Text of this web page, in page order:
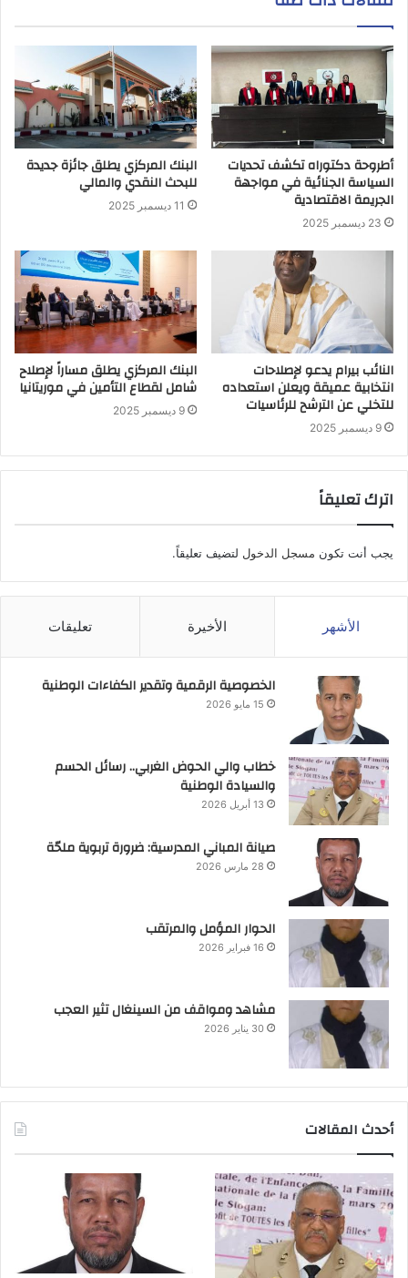
أطروحة دكتوراه تكشف تحديات
السياسة الجنائية في مواجهة
الجريمة الاقتصادية
23 ديسمبر 2025
البنك المركزي يطلق جائزة جديدة
للبحث النقدي والمالي
11 ديسمبر 2025
النائب بيرام يدعو لإصلاحات
انتخابية عميقة ويعلن استعداده
للتخلي عن الترشح للرئاسيات
9 ديسمبر 2025
البنك المركزي يطلق مساراً لإصلاح
شامل لقطاع التأمين في موريتانيا
9 ديسمبر 2025
اترك تعليقاً
يجب أنت تكون مسجل الدخول لتضيف تعليقاً.
الأشهر الأخيرة تعليقات
الخصوصية الرقمية وتقدير الكفاءات الوطنية
15 مايو 2026
خطاب والي الحوض الغربي.. رسائل الحسم
والسيادة الوطنية
13 أبريل 2026
صيانة المباني المدرسية: ضرورة تربوية ملحّة
28 مارس 2026
الحوار المؤمل والمرتقب
16 فبراير 2026
مشاهد ومواقف من السينغال تثير العجب
30 يناير 2026
أحدث المقالات